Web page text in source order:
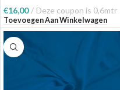
€16,00 Deze coupon is 0,6mtr
Toevoegen Aan Winkelwagen